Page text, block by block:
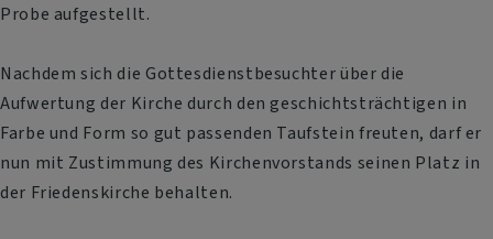
Probe aufgestellt.
Nachdem sich die Gottesdienstbesuchter über die
Aufwertung der Kirche durch den geschichtsträchtigen in
Farbe und Form so gut passenden Taufstein freuten, darf er
nun mit Zustimmung des Kirchenvorstands seinen Platz in
der Friedenskirche behalten.